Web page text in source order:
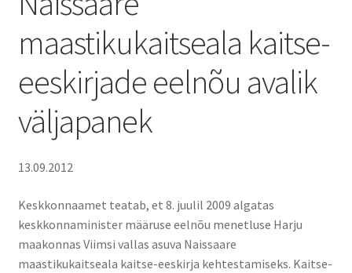
maastikukaitseala kaitse-
eeskirjade eelnõu avalik
väljapanek
13.09.2012
Keskkonnaamet teatab, et 8. juulil 2009 algatas
keskkonnaminister määruse eelnõu menetluse Harju
maakonnas Viimsi vallas asuva Naissaare
maastikukaitseala kaitse-eeskirja kehtestamiseks. Kaitse-